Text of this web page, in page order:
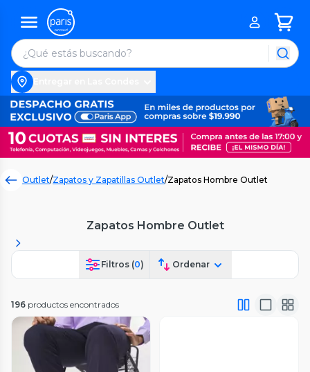
Outlet/Zapatos y Zapatillas Outlet/Zapatos Hombre Outlet
Zapatos Hombre Outlet
Filtros (0) Ordenar
196 productos encontrados